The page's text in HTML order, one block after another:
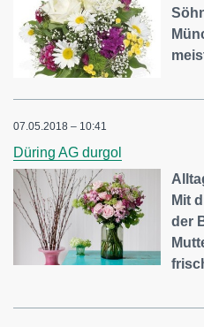
07.05.2018 – 10:41
Düring AG durgol
Mit
der